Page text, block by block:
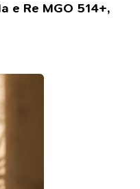
e Re MGO 514+,